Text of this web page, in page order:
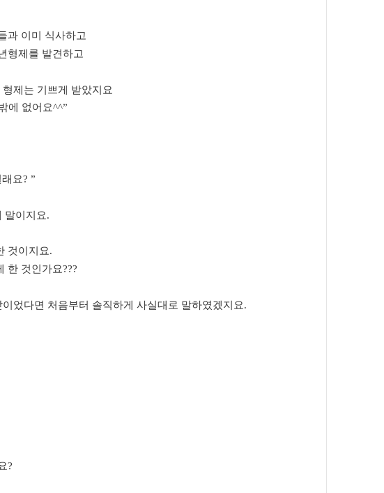
과 이미 식사하고
형제를 발견하고
제는 기쁘게 받았지요
에 없어요^^”
요? ”
말이지요.
것이지요.
한 것인가요???
었다면 처음부터 솔직하게 사실대로 말하였겠지요.
?